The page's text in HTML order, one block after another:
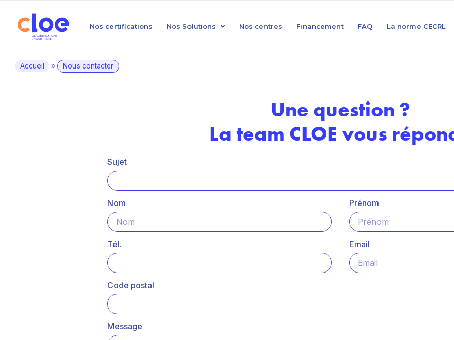
Nos certifications Nos Solutions Nos centres Financement FAQ La norme CECRL
Accueil » Nous contacter
Une question ?
La team CLOE vous
Sujet
Nom Prénom
Tél. Email
Code postal
Message